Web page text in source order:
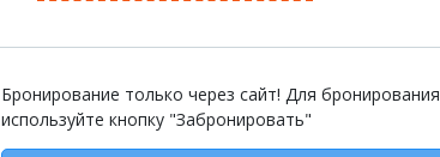
Бронирование только через сайт! Для бронирования
используйте кнопку "Забронировать"